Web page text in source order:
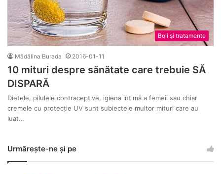
Boli și tratamente
Mădălina Burada 2016-01-11
10 mituri despre sănătate care trebuie SĂ
DISPARĂ
Dietele, pilulele contraceptive, igiena intimă a femeii sau chiar
cremele cu protecție UV sunt subiectele multor mituri care au
luat…
Urmărește-ne și pe